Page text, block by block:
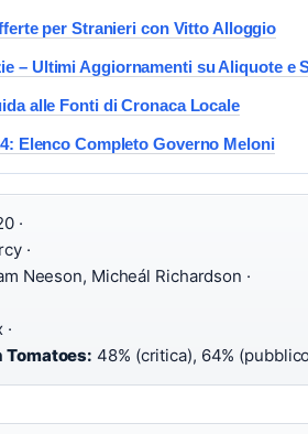
per Stranieri con Vitto Alloggio
– Ultimi Aggiornamenti su Aliquote e
alle Fonti di Cronaca Locale
Elenco Completo Governo Meloni
·
·
Neeson, Micheál Richardson ·
Tomatoes: 48% (critica), 64%